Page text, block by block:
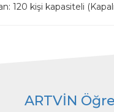
120 kişi kapasiteli
ARTVİN